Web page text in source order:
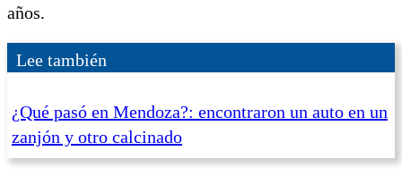
años.
Lee también
¿Qué pasó en Mendoza?: encontraron un auto en un
zanjón y otro calcinado